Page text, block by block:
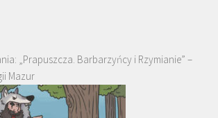
„Prapuszcza. Barbarzyńcy i Rzymianie” –
Mazur